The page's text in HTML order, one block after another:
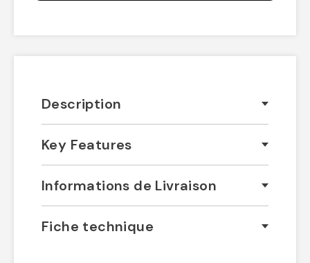
Description
Key Features
Informations de Livraison
Fiche technique